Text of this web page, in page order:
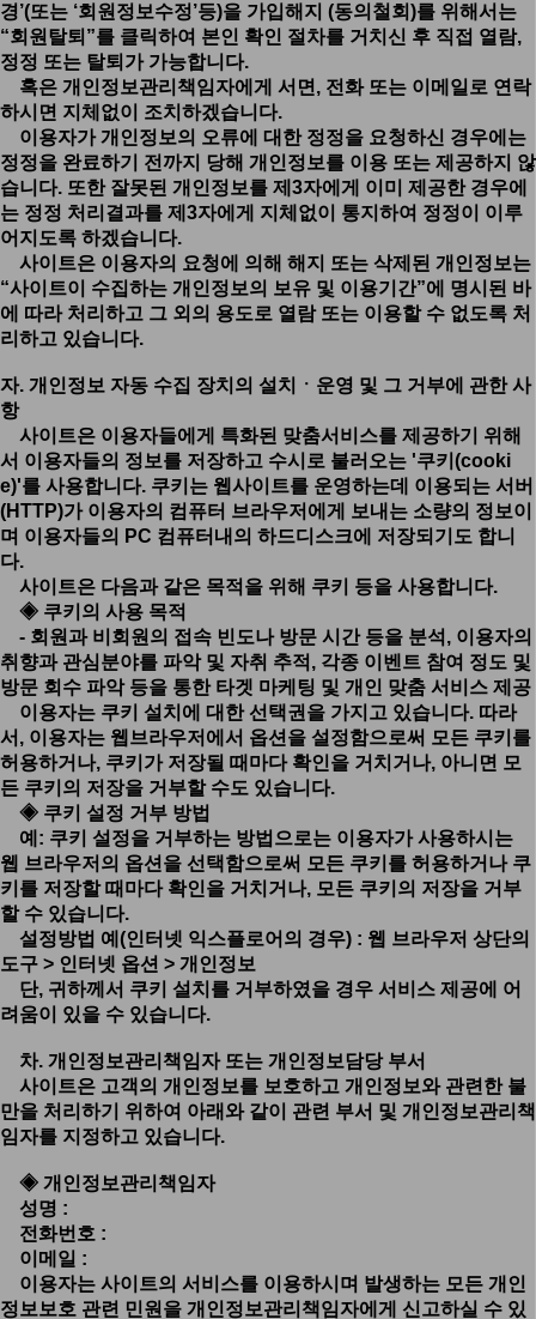
경’(또는 ‘회원정보수정’등)을 가입해지 (동의철회)를 위해서는
“회원탈퇴”를 클릭하여 본인 확인 절차를 거치신 후 직접 열람,
정정 또는 탈퇴가 가능합니다.
혹은 개인정보관리책임자에게 서면, 전화 또는 이메일로 연락
하시면 지체없이 조치하겠습니다.
이용자가 개인정보의 오류에 대한 정정을 요청하신 경우에는
정정을 완료하기 전까지 당해 개인정보를 이용 또는 제공하지 않
습니다. 또한 잘못된 개인정보를 제3자에게 이미 제공한 경우에
는 정정 처리결과를 제3자에게 지체없이 통지하여 정정이 이루
어지도록 하겠습니다.
사이트은 이용자의 요청에 의해 해지 또는 삭제된 개인정보는
“사이트이 수집하는 개인정보의 보유 및 이용기간”에 명시된 바
에 따라 처리하고 그 외의 용도로 열람 또는 이용할 수 없도록 처
리하고 있습니다.
자. 개인정보 자동 수집 장치의 설치ㆍ운영 및 그 거부에 관한 사
항
사이트은 이용자들에게 특화된 맞춤서비스를 제공하기 위해
서 이용자들의 정보를 저장하고 수시로 불러오는 '쿠키(cooki
e)'를 사용합니다. 쿠키는 웹사이트를 운영하는데 이용되는 서버
(HTTP)가 이용자의 컴퓨터 브라우저에게 보내는 소량의 정보이
며 이용자들의 PC 컴퓨터내의 하드디스크에 저장되기도 합니
다.
사이트은 다음과 같은 목적을 위해 쿠키 등을 사용합니다.
◈ 쿠키의 사용 목적
- 회원과 비회원의 접속 빈도나 방문 시간 등을 분석, 이용자의
취향과 관심분야를 파악 및 자취 추적, 각종 이벤트 참여 정도 및
방문 회수 파악 등을 통한 타겟 마케팅 및 개인 맞춤 서비스 제공
이용자는 쿠키 설치에 대한 선택권을 가지고 있습니다. 따라
서, 이용자는 웹브라우저에서 옵션을 설정함으로써 모든 쿠키를
허용하거나, 쿠키가 저장될 때마다 확인을 거치거나, 아니면 모
든 쿠키의 저장을 거부할 수도 있습니다.
◈ 쿠키 설정 거부 방법
예: 쿠키 설정을 거부하는 방법으로는 이용자가 사용하시는
웹 브라우저의 옵션을 선택함으로써 모든 쿠키를 허용하거나 쿠
키를 저장할 때마다 확인을 거치거나, 모든 쿠키의 저장을 거부
할 수 있습니다.
설정방법 예(인터넷 익스플로어의 경우) : 웹 브라우저 상단의
도구 > 인터넷 옵션 > 개인정보
단, 귀하께서 쿠키 설치를 거부하였을 경우 서비스 제공에 어
려움이 있을 수 있습니다.
차. 개인정보관리책임자 또는 개인정보담당 부서
사이트은 고객의 개인정보를 보호하고 개인정보와 관련한 불
만을 처리하기 위하여 아래와 같이 관련 부서 및 개인정보관리책
임자를 지정하고 있습니다.
◈ 개인정보관리책임자
성명 :
전화번호 :
이메일 :
이용자는 사이트의 서비스를 이용하시며 발생하는 모든 개인
정보보호 관련 민원을 개인정보관리책임자에게 신고하실 수 있